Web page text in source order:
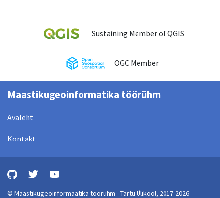
Sustaining Member of QGIS
OGC Member
Maastikugeoinformatika töörühm
Avaleht
Kontakt
© Maastikugeoinformaatika töörühm - Tartu Ülikool, 2017-2026